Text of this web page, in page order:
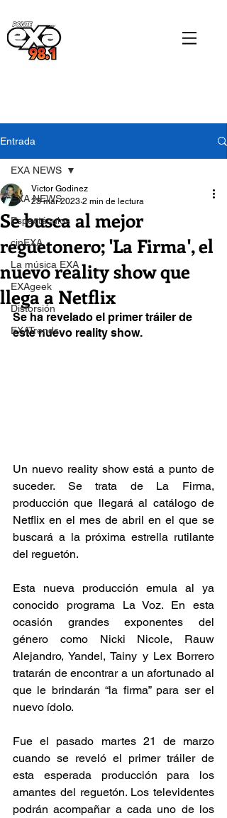
Entrada
EXA NEWS
Espectáculos
cinEXA
La música EXA
EXAgeek
Distorsión
EXATrends
EXA NEWS
Se busca al mejor
reguetonero; 'La Firma', el
nuevo reality show que
llega a Netflix
Victor Godinez
23 mar 2023 2 min de lectura
Se ha revelado el primer tráiler de
este nuevo reality show.
Un nuevo reality show está a punto de
suceder. Se trata de La Firma,
producción que llegará al catálogo de
Netflix en el mes de abril en el que se
buscará a la próxima estrella rutilante
del reguetón.
Esta nueva producción emula al ya
conocido programa La Voz. En esta
ocasión grandes exponentes del
género como Nicki Nicole, Rauw
Alejandro, Yandel, Tainy y Lex Borrero
tratarán de encontrar a un afortunado al
que le brindarán “la firma” para ser el
nuevo ídolo.
Fue el pasado martes 21 de marzo
cuando se reveló el primer tráiler de
esta esperada producción para los
amantes del reguetón. Los televidentes
podrán acompañar a cada uno de los